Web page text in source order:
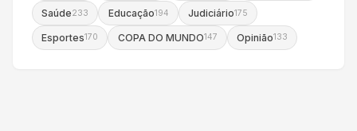
Saúde233 Educação194 Judiciário175
Esportes170 COPA DO MUNDO147 Opinião133